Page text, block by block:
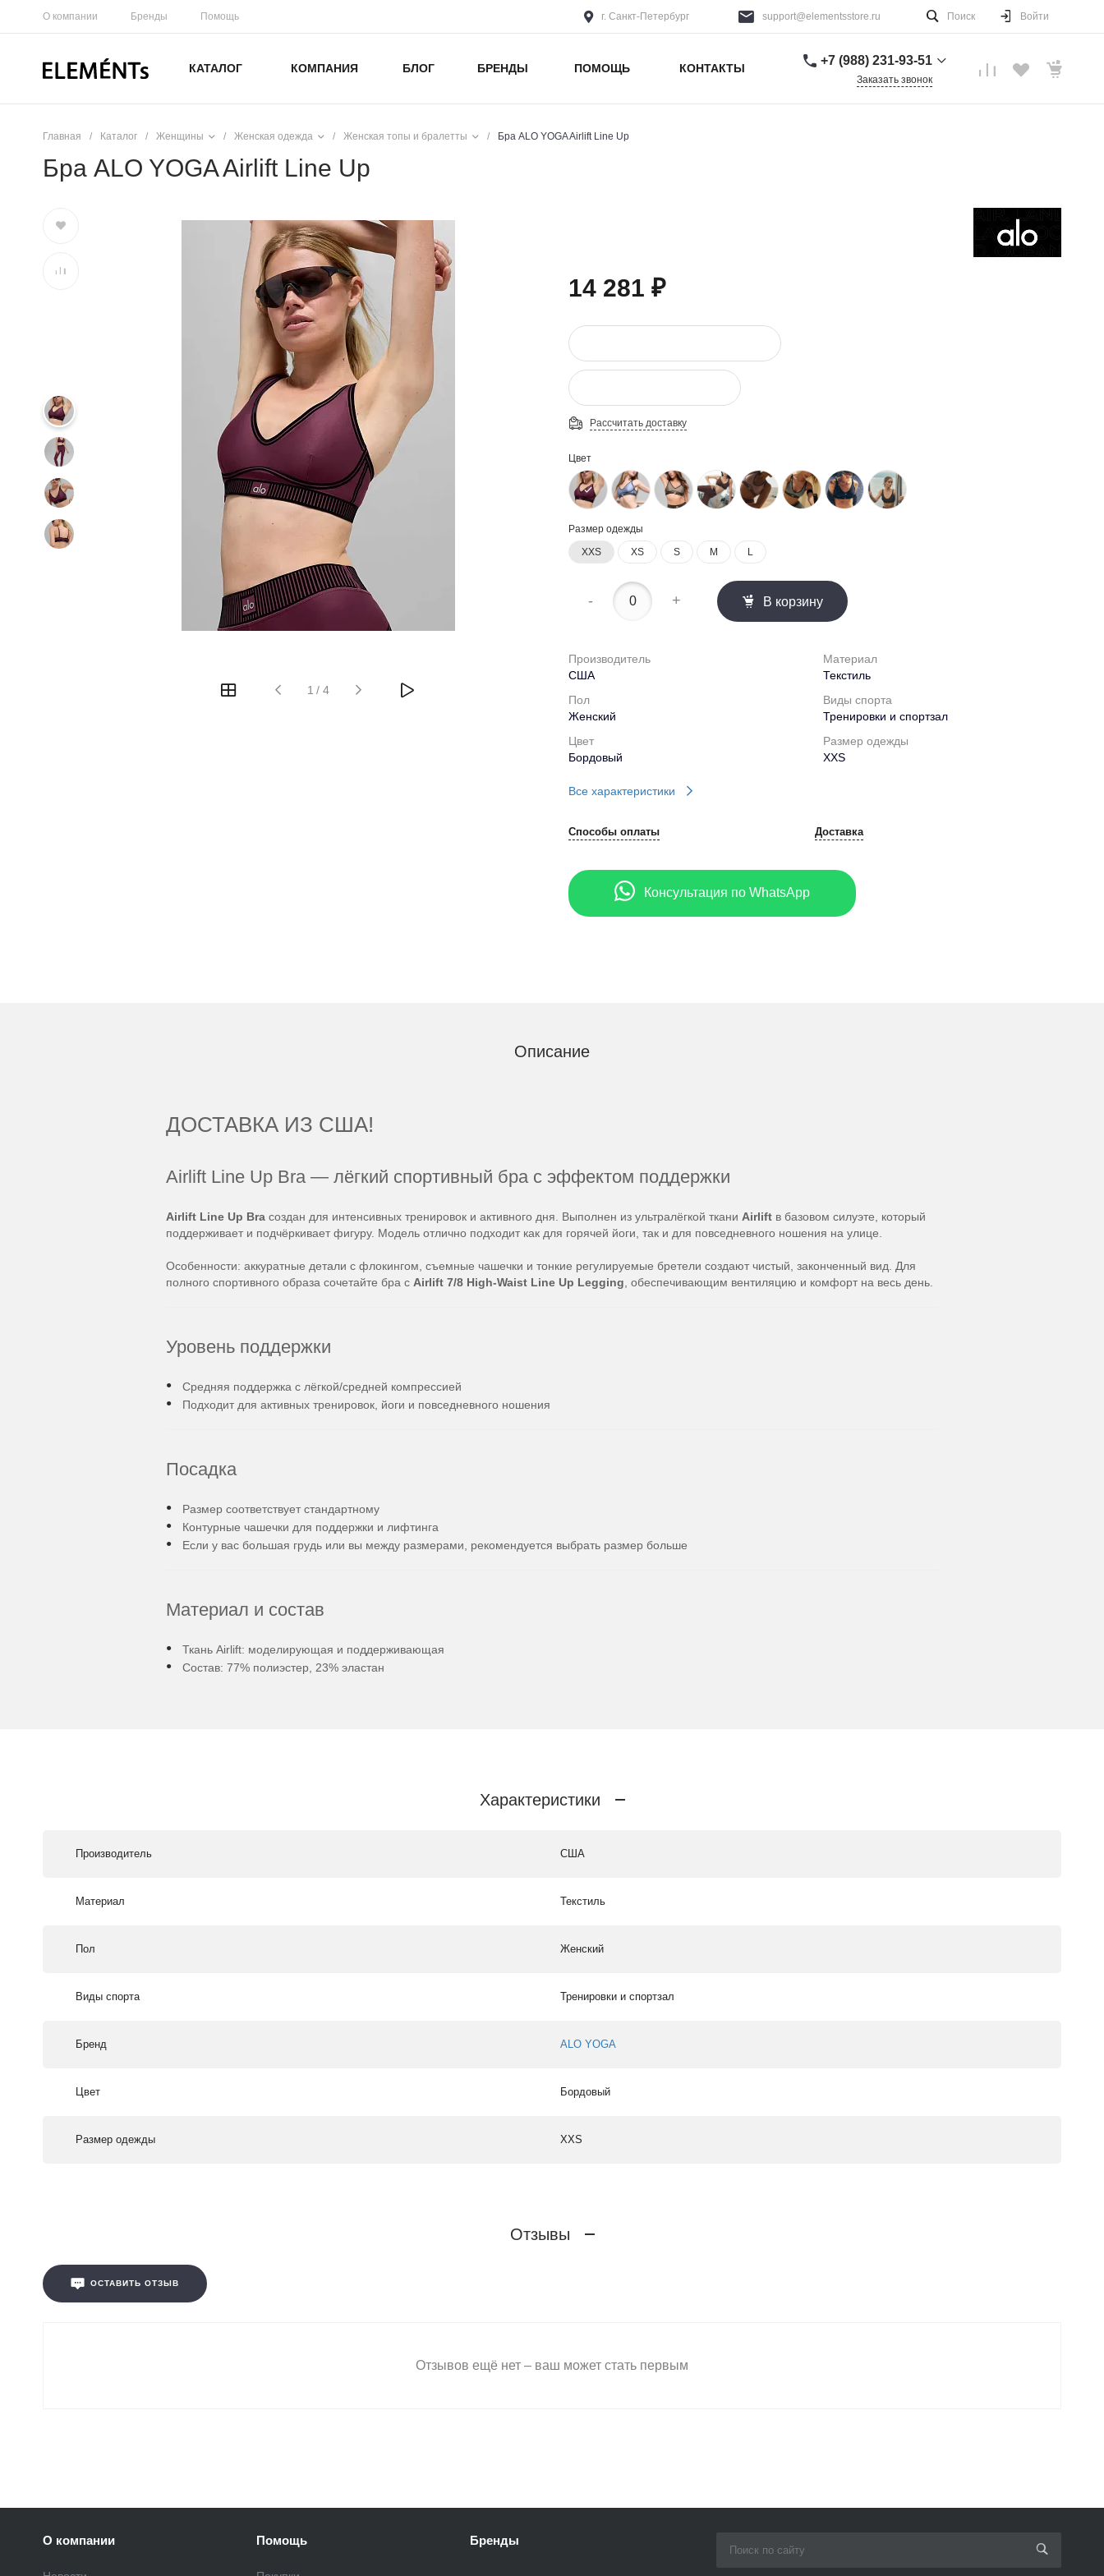
О компании Бренды Помощь г. Санкт-Петербург support@elementsstore.ru Поиск Войти
КАТАЛОГ КОМПАНИЯ БЛОГ БРЕНДЫ ПОМОЩЬ КОНТАКТЫ
+7 (988) 231-93-51
Заказать звонок
Главная / Каталог / Женщины / Женская одежда / Женская топы и бралетты / Бра ALO YOGA Airlift Line Up
Бра ALO YOGA Airlift Line Up
1 / 4
14 281 ₽
Рассчитать доставку
Цвет
Размер одежды
XXS
XS S M L
- + В корзину
Производитель
США
Материал
Текстиль
Пол
Женский
Виды спорта
Тренировки и спортзал
Цвет
Бордовый
Размер одежды
XXS
Все характеристики
Способы оплаты Доставка
Консультация по WhatsApp
Описание
ДОСТАВКА ИЗ США!
Airlift Line Up Bra — лёгкий спортивный бра с эффектом поддержки
Airlift Line Up Bra создан для интенсивных тренировок и активного дня. Выполнен из ультралёгкой ткани Airlift в базовом силуэте, который
поддерживает и подчёркивает фигуру. Модель отлично подходит как для горячей йоги, так и для повседневного ношения на улице.
Особенности: аккуратные детали с флокингом, съемные чашечки и тонкие регулируемые бретели создают чистый, законченный вид. Для
полного спортивного образа сочетайте бра с Airlift 7/8 High-Waist Line Up Legging , обеспечивающим вентиляцию и комфорт на весь день.
Уровень поддержки
Средняя поддержка с лёгкой/средней компрессией
Подходит для активных тренировок, йоги и повседневного ношения
Посадка
Размер соответствует стандартному
Контурные чашечки для поддержки и лифтинга
Если у вас большая грудь или вы между размерами, рекомендуется выбрать размер больше
Материал и состав
Ткань Airlift: моделирующая и поддерживающая
Состав: 77% полиэстер, 23% эластан
Характеристики
Производитель США
Материал Текстиль
Пол Женский
Виды спорта Тренировки и спортзал
Бренд ALO YOGA
Цвет Бордовый
Размер одежды XXS
Отзывы
ОСТАВИТЬ ОТЗЫВ
Отзывов ещё нет – ваш может стать первым
О компании Помощь Бренды